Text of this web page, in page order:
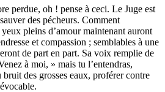
perdue, oh ! pense à ceci. Le Juge est
des pécheurs. Comment
pleins d’amour maintenant auront
et compassion ; semblables à une
de part en part. Sa voix remplie de
à moi, » mais tu l’entendras,
des grosses eaux, proférer contre